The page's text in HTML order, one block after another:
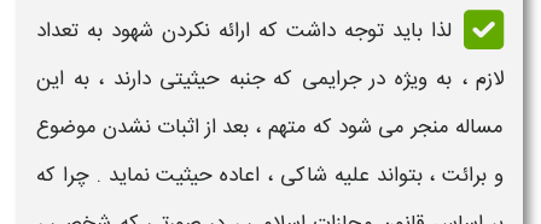
لذا باید توجه داشت که ارائه نکردن شهود به تعداد
لازم ، به ویژه در جرایمی که جنبه حیثیتی دارند ، به این
مساله منجر می شود که متهم ، بعد از اثبات نشدن موضوع
و برائت ، بتواند علیه شاکی ، اعاده حیثیت نماید . چرا که